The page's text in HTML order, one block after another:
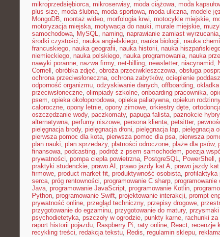
mikroprzedsiębiorca, mikroserwisy, moda ciążowa, moda
plus size, moda ślubna, moda sportowa, moda uliczna, modele
MongoDB, montaż wideo, morfologia krwi, motocykle miejskie,
motoryzacja miejska, motywacja do nauki, murale miejskie,
samochodowa, MySQL, naming, naprawianie zamiast wyrzucania
środki czystości, nauka angielskiego, nauka biologii, nauka
francuskiego, nauka geografii, nauka historii, nauka
niemieckiego, nauka polskiego, nauka programowania, nauka
nawyki poranne, nazwa firmy, net-billing, newsletter, niacynamid,
Cornell , obróbka zdjęć, obroża przeciwkleszczowa, obsługa
ochrona przeciwsłoneczna, ochrona zabytków, ocieplenie
odporność organizmu, odzyskiwanie danych, offboarding,
przeciwsłoneczne, olimpiady szkolne, onboarding pracownika,
psem, opieka okołoporodowa, opieka paliatywna, opiekun rodzinny
całoroczne, opony letnie, opony zimowe, orkiestry dęte,
oszczędzanie wody, paczkomaty, papuga falista, paznokcie
alternatywna, perfumy niszowe, persona klienta, petsitter,
pielęgnacja brody, pielęgnacja dłoni, pielęgnacja łap, pielęgnacja
pierwsza pomoc dla kota, pierwsza pomoc dla psa, pierwsza
plan nauki, plan sprzedaży, płatności odroczone, plaże dla psów,
finansowa, podcasting, podróż z psem samochodem, poezja
prywatności, pompa ciepła powietrzna, PostgreSQL, PowerShell ,
praktyki studenckie, prawo AI , prawo jazdy kat A, prawo jazdy
firmowe, product market fit, produktywność osobista, profilaktyka
serca, próg rentowności, programowanie C sharp, programowanie
Java, programowanie JavaScript, programowanie Kotlin,
Python, programowanie Swift, projektowanie interakcji, prompt
prywatność online, przegląd techniczny, przepisy drogowe,
przygotowanie do egzaminu, przygotowanie do matury,
psychodietetyka, pszczoły w ogrodzie, punkty karne, rachunki za
raport historii pojazdu, Raspberry Pi, raty online, React, recenzje
recykling treści, redakcja tekstu, Redis, regulamin sklepu,